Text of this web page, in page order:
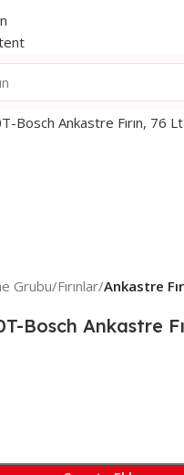
Grubu Fırınlar Ankastre
Bosch Ankastre